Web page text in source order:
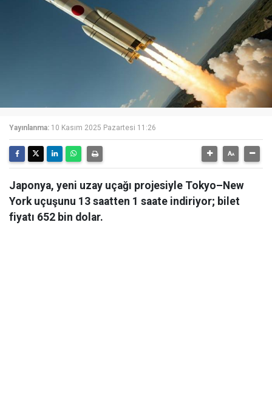
Yayınlanma: 10 Kasım 2025 Pazartesi 11:26
Japonya, yeni uzay uçağı projesiyle Tokyo–New
York uçuşunu 13 saatten 1 saate indiriyor; bilet
fiyatı 652 bin dolar.